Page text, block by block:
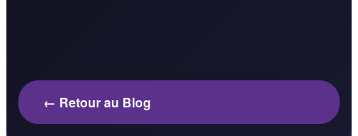
← Retour au Blog